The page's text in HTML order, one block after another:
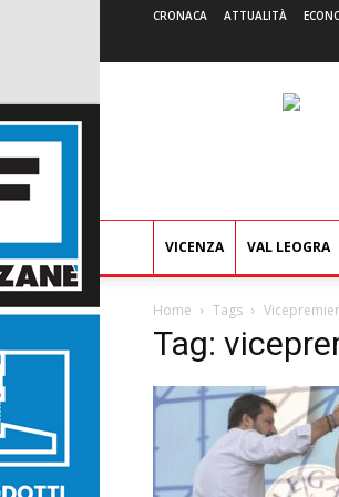
CRONACA ATTUALITÀ
VICENZA VAL LEOGRA
Home Tags Vicepremier
Tag: